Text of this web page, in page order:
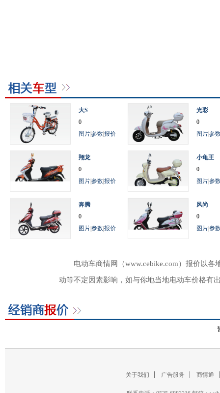
大S
0
图片参数报价
光彩
0
图片参
翔龙
0
图片参数报价
小龟王
0
图片参
奔腾
0
图片参数报价
风尚
0
图片参
电动车商情网（www.cebike.com）报价以
动等不定因素影响，如与你地当地电动车价格有
关于我们 广告服务 商情通